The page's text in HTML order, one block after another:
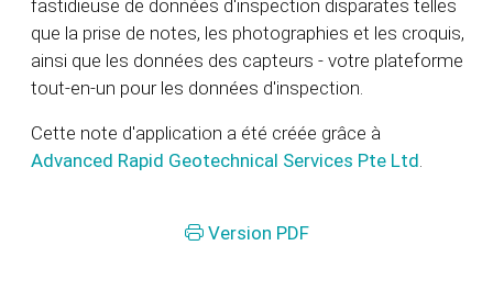
fastidieuse de données d'inspection disparates telles
que la prise de notes, les photographies et les croquis,
ainsi que les données des capteurs - votre plateforme
tout-en-un pour les données d'inspection.
Cette note d'application a été créée grâce à
Advanced Rapid Geotechnical Services Pte Ltd
Version PDF